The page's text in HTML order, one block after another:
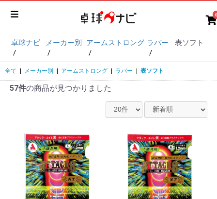
0
卓球ナビ メーカー別 アームストロング ラバー 表ソフト
全て メーカー別 アームストロング ラバー 表ソフト
57件の商品が見つかりました